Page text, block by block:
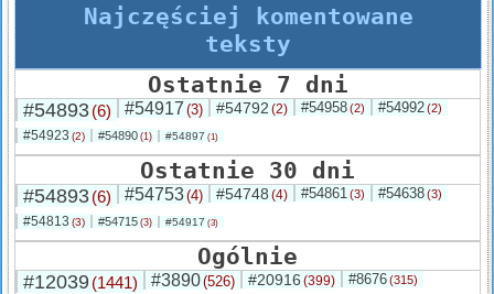
Najczęściej komentowane
teksty
Ostatnie 7 dni
#54893(6) #54917 (3) #54792 (2) #54958(2) #54992(2)
#54923 (2) #54890 (1) #54897 (1)
Ostatnie 30 dni
#54893(6) #54753(4) #54748 (4) #54861 (3) #54638(3)
#54813 (3) #54715 (3) #54917 (3)
Ogólnie
#12039(1441) #3890(526) #20916 (399) #8676(315)